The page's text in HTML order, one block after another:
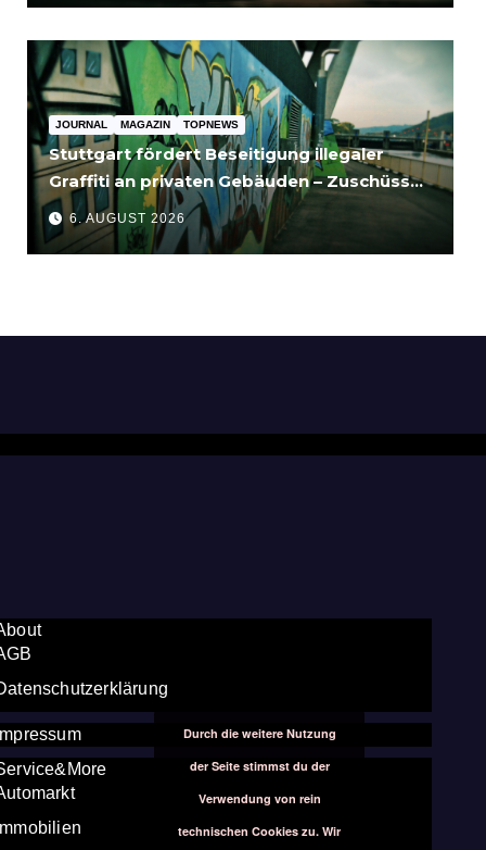
JOURNAL MAGAZIN TOPNEWS
Stuttgart fördert Beseitigung illegaler
Graffiti an privaten Gebäuden – Zuschüsse
bis 3.500 Euro
6. AUGUST 2026
Durch die weitere Nutzung
der Seite stimmst du der
Verwendung von rein
technischen Cookies zu. Wir